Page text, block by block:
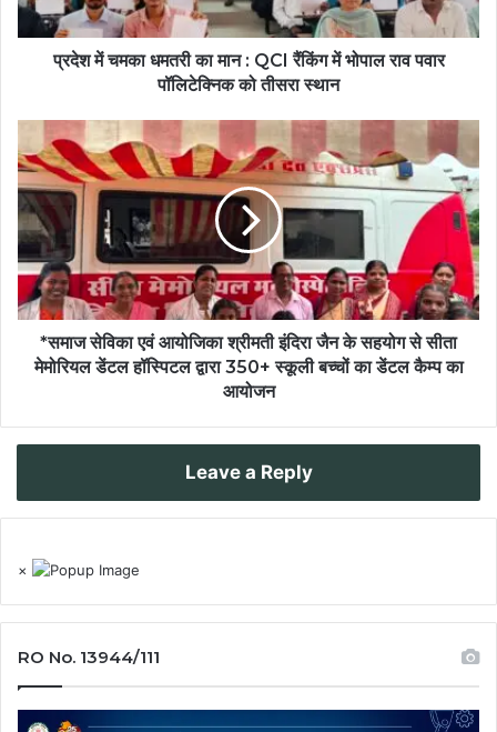
प्रदेश में चमका धमतरी का मान : QCI रैंकिंग में भोपाल राव पवार
पॉलिटेक्निक को तीसरा स्थान
*समाज सेविका एवं आयोजिका श्रीमती इंदिरा जैन के सहयोग से सीता
मेमोरियल डेंटल हॉस्पिटल द्वारा 350+ स्कूली बच्चों का डेंटल कैम्प का
आयोजन
Leave a Reply
×
RO No. 13944/111